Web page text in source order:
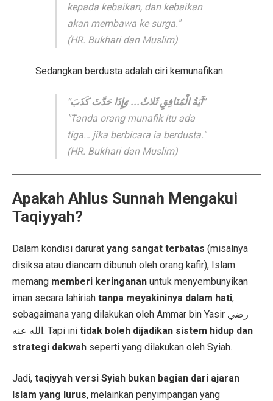
kepada kebaikan, dan kebaikan
akan membawa ke surga."
(HR. Bukhari dan Muslim)
Sedangkan berdusta adalah ciri kemunafikan:
"آيَةُ الْمُنَافِقِ ثَلاثٌ... وَإِذَا حَدَّثَ كَذَبَ"
"Tanda orang munafik itu ada
tiga… jika berbicara ia berdusta."
(HR. Bukhari dan Muslim)
Apakah Ahlus Sunnah Mengakui
Taqiyyah?
Dalam kondisi darurat yang sangat terbatas (misalnya
disiksa atau diancam dibunuh oleh orang kafir), Islam
memang memberi keringanan untuk menyembunyikan
iman secara lahiriah tanpa meyakininya dalam hati,
sebagaimana yang dilakukan oleh Ammar bin Yasir رضي
الله عنه. Tapi ini tidak boleh dijadikan sistem hidup dan
strategi dakwah seperti yang dilakukan oleh Syiah.
Jadi, taqiyyah versi Syiah bukan bagian dari ajaran
Islam yang lurus, melainkan penyimpangan yang